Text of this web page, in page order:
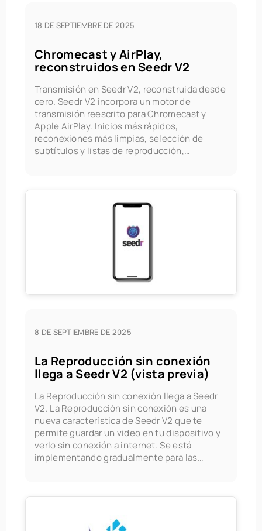
18 DE SEPTIEMBRE DE 2025
Chromecast y AirPlay,
reconstruidos en Seedr V2
Transmisión en Seedr V2, reconstruida desde
cero. Seedr V2 incorpora un motor de
transmisión reescrito para Chromecast y
Apple AirPlay. Inicios más rápidos,
reconexiones más limpias, selección de
subtítulos y listas de reproducción,
permite. Funciona con Chromecast, Google
TV y pantallas compatibles con AirPlay.
8 DE SEPTIEMBRE DE 2025
La Reproducción sin conexión
llega a Seedr V2 (vista previa)
La Reproducción sin conexión llega a Seedr
V2. La Reproducción sin conexión es una
nueva característica de Seedr V2 que te
permite guardar un video en tu dispositivo y
verlo sin conexión a internet. Se está
implementando gradualmente para las